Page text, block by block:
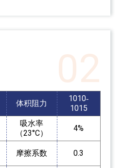
02
体积阻力
1010‐
1015
吸水率
（23°C）
4%
摩擦系数 0.3